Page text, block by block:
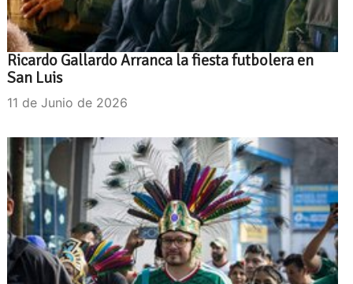
Ricardo Gallardo Arranca la fiesta futbolera en
San Luis
11 de Junio de 2026